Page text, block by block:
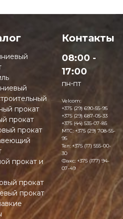
прокат
прокат
прокат
прокат и
прокат
прокат
Контакты
08:00 -
17:00
пн-пт
Velcom:
+375 (29) 690-55-95
+375 (29) 687-05-33
+375 (44) 535-07-85
MTC:+375 (29) 708-55-
95
Тел: +375 (17) 555-00-
30
Факс: +375 (177) 94-
07-49